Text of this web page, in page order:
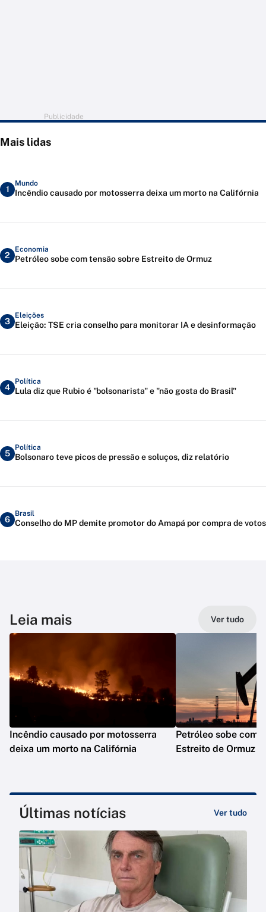
Publicidade
Mais lidas
1
Mundo
Incêndio causado por motosserra deixa um morto na Califórnia
2
Economia
Petróleo sobe com tensão sobre Estreito de Ormuz
3
Eleições
Eleição: TSE cria conselho para monitorar IA e desinformação
4
Política
Lula diz que Rubio é "bolsonarista" e "não gosta do Brasil"
5
Política
Bolsonaro teve picos de pressão e soluços, diz relatório
6
Brasil
Conselho do MP demite promotor do Amapá por compra de votos
Leia mais Ver tudo
Incêndio causado por motosserra
deixa um morto na Califórnia
Petróleo sobe com
Estreito de Ormuz
Últimas notícias Ver tudo